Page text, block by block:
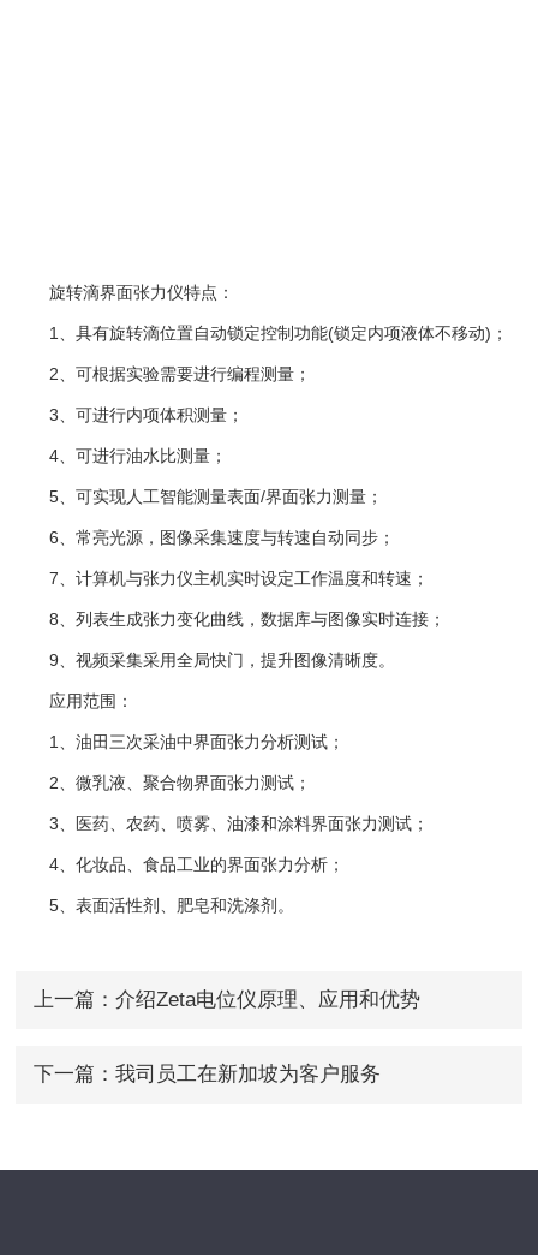
旋转滴界面张力仪特点：
1、具有旋转滴位置自动锁定控制功能(锁定内项液体不移动)；
2、可根据实验需要进行编程测量；
3、可进行内项体积测量；
4、可进行油水比测量；
5、可实现人工智能测量表面/界面张力测量；
6、常亮光源，图像采集速度与转速自动同步；
7、计算机与张力仪主机实时设定工作温度和转速；
8、列表生成张力变化曲线，数据库与图像实时连接；
9、视频采集采用全局快门，提升图像清晰度。
应用范围：
1、油田三次采油中界面张力分析测试；
2、微乳液、聚合物界面张力测试；
3、医药、农药、喷雾、油漆和涂料界面张力测试；
4、化妆品、食品工业的界面张力分析；
5、表面活性剂、肥皂和洗涤剂。
上一篇： 介绍Zeta电位仪原理、应用和优势
下一篇： 我司员工在新加坡为客户服务